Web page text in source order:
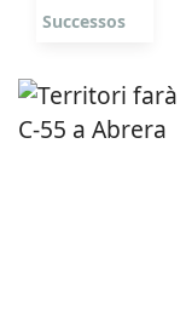
Successos